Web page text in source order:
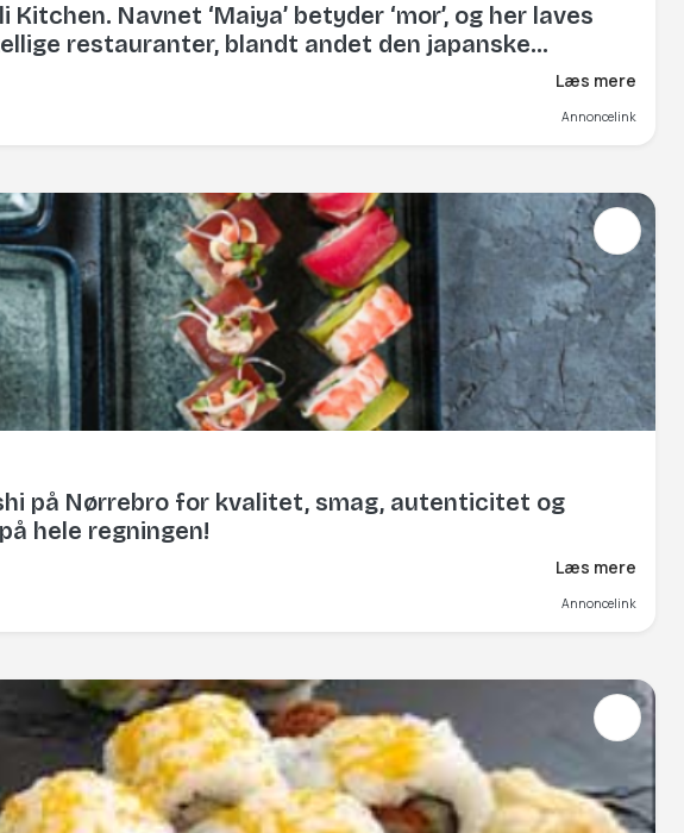
Navnet ‘Maiya’ betyder ‘mor’, og her laves
restauranter, blandt andet den japanske
Læs mere
Annoncelink
på Nørrebro for kvalitet, smag, autenticitet og
hele regningen!
Læs mere
Annoncelink